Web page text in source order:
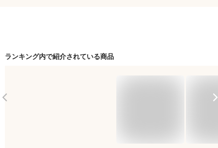
ランキング内で紹介されている商品